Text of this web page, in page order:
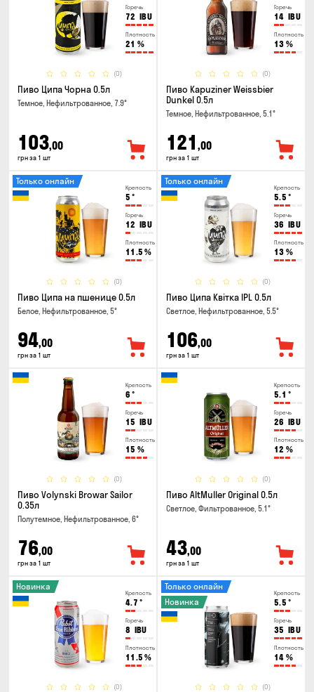
Горечь
72 IBU
Плотность
21 %
(0)
Пиво Ципа Чорна 0.5л
Темное, Нефильтрованное, 7.9°
103,00
грн за 1 шт
Горечь
14 IBU
Плотность
13 %
(0)
Пиво Kapuziner Weissbier
Dunkel 0.5л
Темное, Нефильтрованное, 5.1°
121 ,00
грн за 1 шт
Крепость
5 °
Горечь
12 IBU
Плотность
11.5 %
(0)
Только онлайн
Пиво Ципа на пшенице 0.5л
Белое, Нефильтрованное, 5°
94,00
грн за 1 шт
Крепость
5.5 °
Горечь
36 IBU
Плотность
13 %
(0)
Только онлайн
Пиво Ципа Квітка IPL 0.5л
Светлое, Нефильтрованное, 5.5°
106,00
грн за 1 шт
Крепость
6 °
Горечь
15 IBU
Плотность
15 %
(0)
Пиво Volynski Browar Sailor
0.35л
Полутемное, Нефильтрованное, 6°
76,00
грн за 1 шт
Крепость
5.1 °
Горечь
26 IBU
Плотность
12 %
(0)
Пиво AltMuller Original 0.5л
Светлое, Фильтрованное, 5.1°
43,00
грн за 1 шт
Крепость
4.7 °
Горечь
8 IBU
Плотность
11.5 %
(0)
Новинка
Крепость
5.5 °
Горечь
35 IBU
Плотность
14 %
(0)
Только онлайн
Новинка